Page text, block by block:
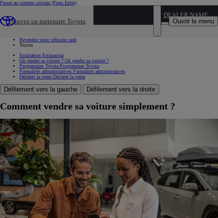
Passer au contenu suivant (Press Enter)
Trouvez un partenaire Toyota
DEALER NAME
Ouvrir le menu
Revendez votre véhicule cash
Toyota
Estimation Estimation
Où vendre sa voiture ? Où vendre sa voiture ?
Programmes Toyota Programmes Toyota
Formalités administratives Formalités administratives
Déclarer la vente Déclarer la vente
Défilement vers la gauche Défilement vers la droite
Comment vendre sa voiture simplement ?